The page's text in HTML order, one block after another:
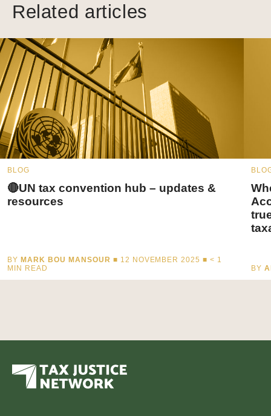
Related articles
BLOG
🔴UN tax convention hub – updates &
resources
BY MARK BOU MANSOUR ■ 12 NOVEMBER 2025 ■< 1
MIN READ
BY